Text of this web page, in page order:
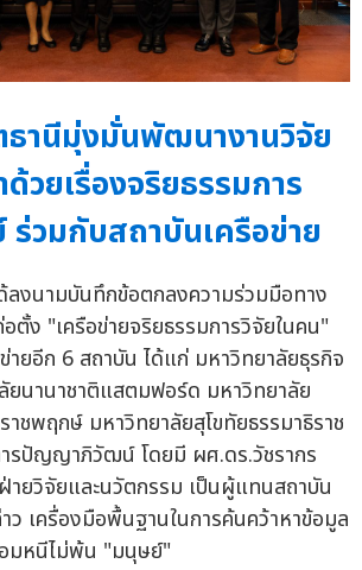
านีมุ่งมั่นพัฒนางานวิจัย
วยเรื่องจริยธรรมการ
ร่วมกับสถาบันเครือข่าย
ลงนามบันทึกข้อตกลงความร่วมมือทาง
ตั้ง "เครือข่ายจริยธรรมการวิจัยในคน"
ายอีก 6 สถาบัน ได้แก่ มหาวิทยาลัยธุรกิจ
นานาชาติแสตมฟอร์ด มหาวิทยาลัย
ชพฤกษ์ มหาวิทยาลัยสุโขทัยธรรมาธิราช
ารปัญญาภิวัฒน์ โดยมี ผศ.ดร.วัชรากร
ายวิจัยและนวัตกรรม เป็นผู้แทนสถาบัน
ว เครื่องมือพื้นฐานในการค้นคว้าหาข้อมูล
มหนีไม่พ้น "มนุษย์"